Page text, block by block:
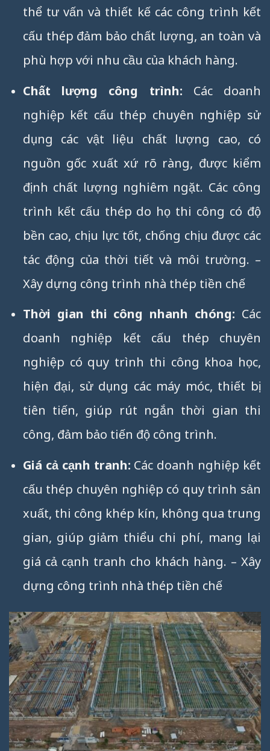
thể tư vấn và thiết kế các công trình kết
cấu thép đảm bảo chất lượng, an toàn và
phù hợp với nhu cầu của khách hàng.
Chất lượng công trình: Các doanh
nghiệp kết cấu thép chuyên nghiệp sử
dụng các vật liệu chất lượng cao, có
nguồn gốc xuất xứ rõ ràng, được kiểm
định chất lượng nghiêm ngặt. Các công
trình kết cấu thép do họ thi công có độ
bền cao, chịu lực tốt, chống chịu được các
tác động của thời tiết và môi trường. –
Xây dựng công trình nhà thép tiền chế
Thời gian thi công nhanh chóng: Các
doanh nghiệp kết cấu thép chuyên
nghiệp có quy trình thi công khoa học,
hiện đại, sử dụng các máy móc, thiết bị
tiên tiến, giúp rút ngắn thời gian thi
công, đảm bảo tiến độ công trình.
Giá cả cạnh tranh: Các doanh nghiệp kết
cấu thép chuyên nghiệp có quy trình sản
xuất, thi công khép kín, không qua trung
gian, giúp giảm thiểu chi phí, mang lại
giá cả cạnh tranh cho khách hàng. – Xây
dựng công trình nhà thép tiền chế